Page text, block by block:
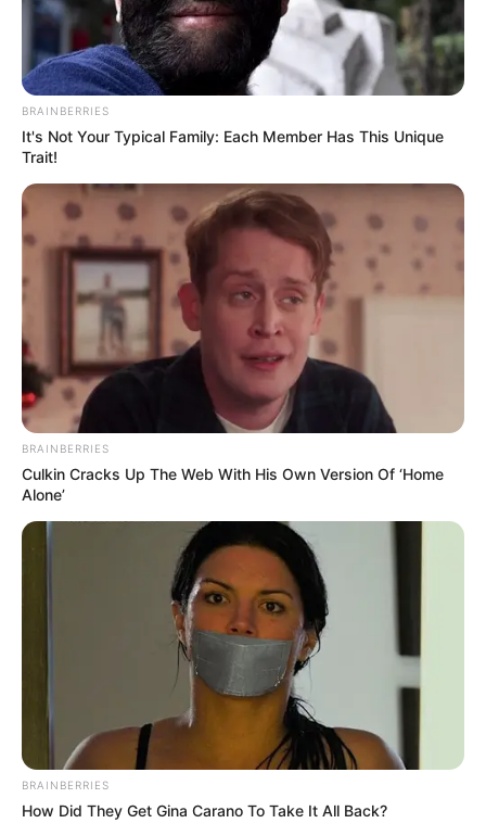
BRAINBERRIES
It's Not Your Typical Family: Each Member Has This Unique
Trait!
BRAINBERRIES
Culkin Cracks Up The Web With His Own Version Of ‘Home
Alone’
BRAINBERRIES
How Did They Get Gina Carano To Take It All Back?